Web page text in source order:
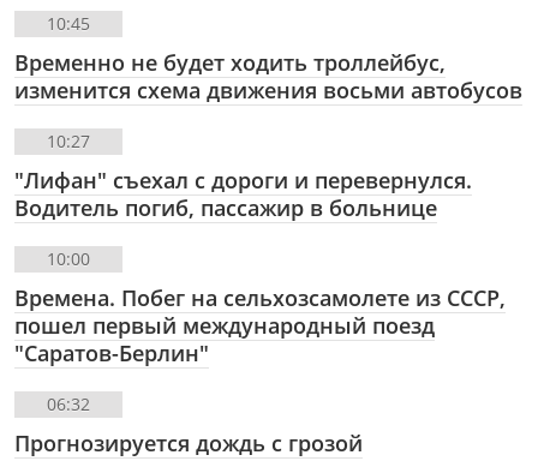
10:45
Временно не будет ходить троллейбус,
изменится схема движения восьми автобусов
10:27
"Лифан" съехал с дороги и перевернулся.
Водитель погиб, пассажир в больнице
10:00
Времена. Побег на сельхозсамолете из СССР,
пошел первый международный поезд
"Саратов-Берлин"
06:32
Прогнозируется дождь с грозой